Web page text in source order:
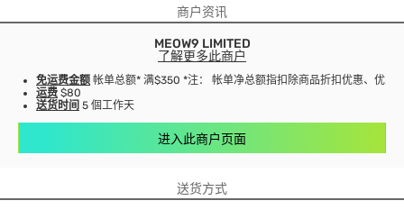
商户资讯
MEOW9 LIMITED
了解更多此商户
免运费金额 帐单总额* 满$350 *注： 帐单净总额指扣除商品折扣优惠、优惠
运费 $80
送货时间 5 個工作天
进入此商户页面
送货方式